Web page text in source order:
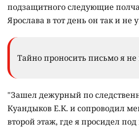
подзащитного следующие
Ярослава в тот день он так и не
Тайно проносить письмо я не
"Зашел дежурный по
Куандыков Е.К. и сопроводил
второй этаж, где я просидел